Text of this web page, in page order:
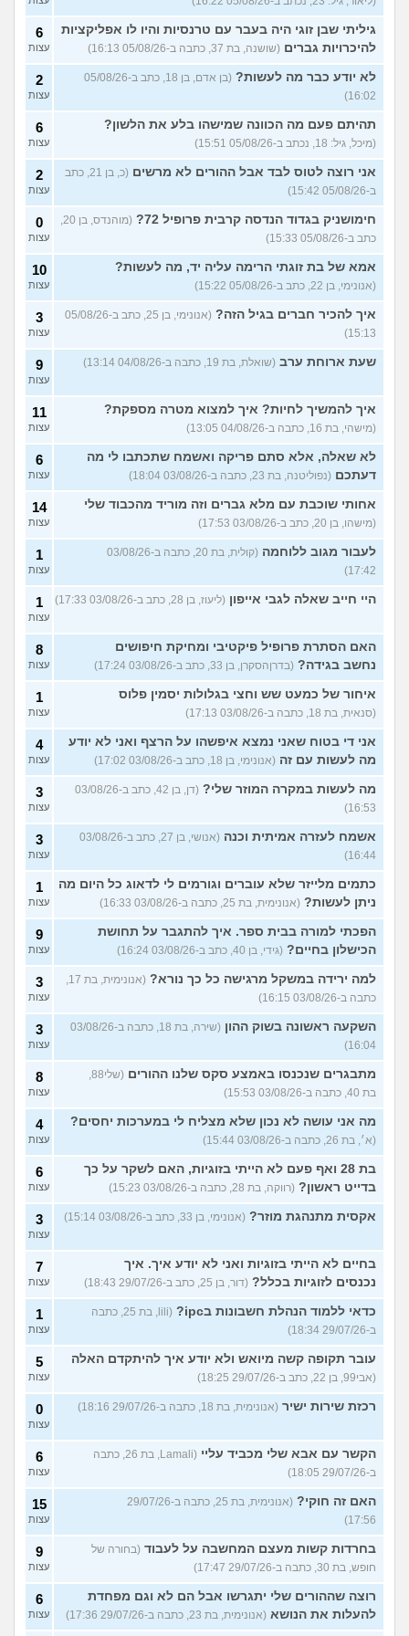
במידה ואני לא משלם אגרת
טסט לרכב חדש 2023, מה
קורה בעצם?
(נהוראי, בן 22)
7
עצות
המצב פה לא טוב בכלל ולא
רואה כאן עתיד, חושב לרדת
מהארץ, מה אתם אומרים?
(Itay, בן 20)
20
עצות
אני לא עובדת עכשיו ואין לי
כסף אבל בא לי ממש לטוס,
מה לעשות? לרדת מזה?
(אנונימית, בת 29)
18
עצות
קיבלתי קנס מוגדל בתחבורה
ציבורית למרות ששילמתי
בחופשי חודשי, יש טעם
בערעור נוסף? (אביגיל, בת 41)
6
עצות
רוצה לעשות ניתוח אף אצל
מנתח פרטי אבל זה יקר מידי,
עדיף לוותר על החלום?
(אנונימית, בת 22)
9
גם בחול צריך לתת טיפים
לכולם?
(., בת 16)
11
עצות
לקנות דירה (כנראה
שלהשקעה) בצפון?
(ראול, בן 39)
6
עצות
עוד שאלות חדשות במדור
גיליתי שבן זוגי היה בעבר עם טרנסיות והיו לו אפליקציות
להיכרויות גברים (שושנה, בת 37, כתבה ב-05/08/26 16:13)
6
עצות
לא יודע כבר מה לעשות?
(בן אדם, בן 18, כתב ב-05/08/26
16:02)
2
עצות
תהיתם פעם מה הכוונה שמישהו בלע את הלשון?
(מיכל, גיל: 18, נכתב ב-05/08/26 15:51)
6
עצות
אני רוצה לטוס לבד אבל ההורים לא מרשים
(כ, בן 21, כתב
ב-05/08/26 15:42)
2
עצות
חימושניק בגדוד הנדסה קרבית פרופיל 72?
(מוהנדס, בן 20,
כתב ב-05/08/26 15:33)
0
עצות
אמא של בת זוגתי הרימה עליה יד, מה לעשות?
(אנונימי, בן 22, כתב ב-05/08/26 15:22)
10
עצות
איך להכיר חברים בגיל הזה?
(אנונימי, בן 25, כתב ב-05/08/26
15:13)
3
עצות
שעת ארוחת ערב (שואלת, בת 19, כתבה ב-04/08/26 13:14) 9
עצות
איך להמשיך לחיות? איך למצוא מטרה מספקת?
(מישהי, בת 16, כתבה ב-04/08/26 13:05)
11
עצות
לא שאלה, אלא סתם פריקה ואשמח שתכתבו לי מה
דעתכם (נפוליטנה, בת 23, כתבה ב-03/08/26 18:04)
6
עצות
אחותי שוכבת עם מלא גברים וזה מוריד מהכבוד שלי
(מישהו, בן 20, כתב ב-03/08/26 17:53)
14
עצות
לעבור מגוב ללוחמה
(קולית, בת 20, כתבה ב-03/08/26
17:42)
1
עצות
היי חייב שאלה לגבי אייפון (ליעוז, בן 28, כתב ב-03/08/26 17:33) 1
עצות
האם הסתרת פרופיל פיקטיבי ומחיקת חיפושים
נחשב בגידה? (בדרןהסקרן, בן 33, כתב ב-03/08/26 17:24)
8
עצות
איחור של כמעט שש וחצי בגלולות יסמין פלוס
(סנאית, בת 18, כתבה ב-03/08/26 17:13)
1
עצות
אני די בטוח שאני נמצא איפשהו על הרצף ואני לא יודע
מה לעשות עם זה (אנונימי, בן 18, כתב ב-03/08/26 17:02)
4
עצות
מה לעשות במקרה המוזר שלי?
(דן, בן 42, כתב ב-03/08/26
16:53)
3
עצות
אשמח לעזרה אמיתית וכנה
(אנושי, בן 27, כתב ב-03/08/26
16:44)
3
עצות
כתמים מלייזר שלא עוברים וגורמים לי לדאוג כל היום מה
ניתן לעשות? (אנונימית, בת 25, כתבה ב-03/08/26 16:33)
1
עצות
הפכתי למורה בבית ספר. איך להתגבר על תחושת
הכישלון בחיים? (גידי, בן 40, כתב ב-03/08/26 16:24)
9
עצות
למה ירידה במשקל מרגישה כל כך נורא?
(אנונימית, בת 17,
כתבה ב-03/08/26 16:15)
3
עצות
השקעה ראשונה בשוק ההון
(שירה, בת 18, כתבה ב-03/08/26
16:04)
3
עצות
מתבגרים שנכנסו באמצע סקס שלנו ההורים
(שלי88,
בת 40, כתבה ב-03/08/26 15:53)
8
עצות
מה אני עושה לא נכון שלא מצליח לי במערכות יחסים?
(א׳, בת 26, כתבה ב-03/08/26 15:44)
4
עצות
בת 28 ואף פעם לא הייתי בזוגיות, האם לשקר על כך
בדייט ראשון? (רווקה, בת 28, כתבה ב-03/08/26 15:23)
6
עצות
אקסית מתנהגת מוזר? (אנונימי, בן 33, כתב ב-03/08/26 15:14) 3
עצות
בחיים לא הייתי בזוגיות ואני לא יודע איך. איך
נכנסים לזוגיות בכלל? (דור, בן 25, כתב ב-29/07/26 18:43)
7
עצות
כדאי ללמוד הנהלת חשבונות בipc?
(lili, בת 25, כתבה
ב-29/07/26 18:34)
1
עצות
עובר תקופה קשה מיואש ולא יודע איך להיתקדם האלה
(אבי99, בן 22, כתב ב-29/07/26 18:25)
5
עצות
רכזת שירות ישיר (אנונימית, בת 18, כתבה ב-29/07/26 18:16) 0
עצות
הקשר עם אבא שלי מכביד עליי
(Lamali, בת 26, כתבה
ב-29/07/26 18:05)
6
עצות
האם זה חוקי?
(אנונימית, בת 25, כתבה ב-29/07/26
17:56)
15
עצות
בחרדות קשות מעצם המחשבה על לעבוד (בחורה של
חופש, בת 30, כתבה ב-29/07/26 17:47)
9
עצות
רוצה שההורים שלי יתגרשו אבל הם לא וגם מפחדת
להעלות את הנושא (אנונימית, בת 23, כתבה ב-29/07/26 17:36)
6
עצות